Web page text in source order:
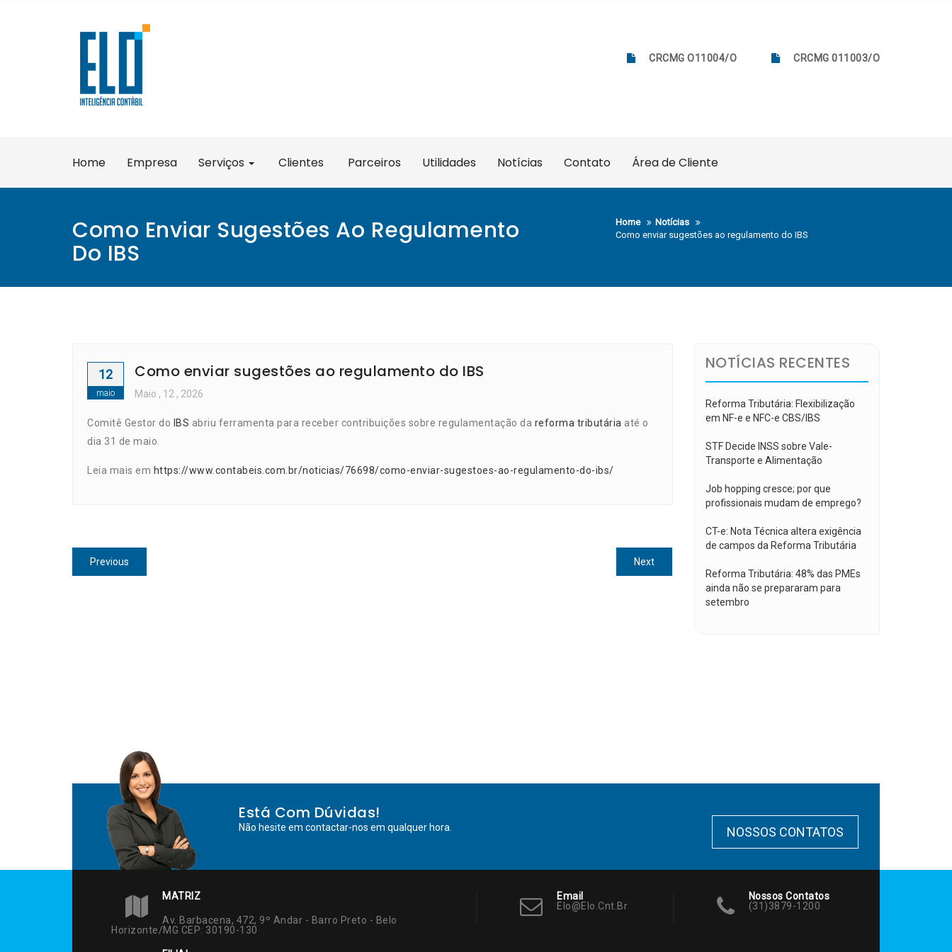
CRCMG O11004/O CRCMG 011003/O
Home Empresa Serviços Clientes Parceiros Utilidades Notícias Contato Área de Cliente
Como Enviar Sugestões Ao Regulamento
Do IBS
Home
Notícias
Como enviar sugestões ao regulamento do IBS
12
maio
Como enviar sugestões ao regulamento do IBS
Maio , 12 , 2026
Comitê Gestor do IBS abriu ferramenta para receber contribuições sobre regulamentação da reforma tributária até o
dia 31 de maio.
Leia mais em https://www.contabeis.com.br/noticias/76698/como-enviar-sugestoes-ao-regulamento-do-ibs/
Navegação
de
Previous
post:
NextNext
post:
NOTÍCIAS RECENTES
Reforma Tributária: Flexibilização
em NF-e e NFC-e CBS/IBS
STF Decide INSS sobre Vale-
Transporte e Alimentação
Job hopping cresce; por que
profissionais mudam de emprego?
CT-e: Nota Técnica altera exigência
de campos da Reforma Tributária
Reforma Tributária: 48% das PMEs
ainda não se prepararam para
setembro
Está Com Dúvidas!
Não hesite em contactar-nos em qualquer hora. NOSSOS CONTATOS
MATRIZ
Av. Barbacena, 472, 9º Andar - Barro Preto - Belo
Horizonte/MG CEP: 30190-130
Email
Elo@elo.cnt.br
Nossos Contatos
(31)3879-1200